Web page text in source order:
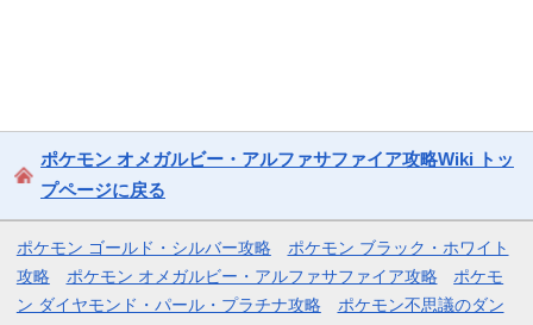
ポケモン オメガルビー・アルファサファイア攻略Wiki トッ
プページに戻る
ポケモン ゴールド・シルバー攻略
ポケモン ブラック・ホワイト
攻略
ポケモン オメガルビー・アルファサファイア攻略
ポケモ
ン ダイヤモンド・パール・プラチナ攻略
ポケモン不思議のダン